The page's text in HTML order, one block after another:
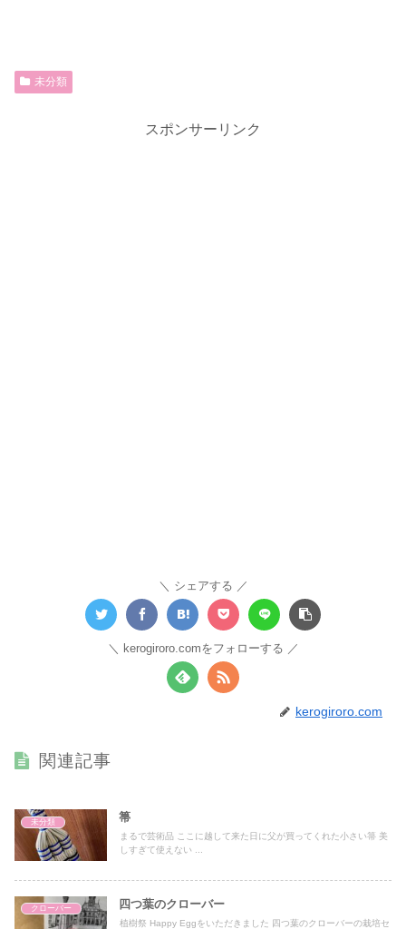
未分類
スポンサーリンク
シェアする
kerogiroro.comをフォローする
kerogiroro.com
関連記事
未分類 箒
まるで芸術品 ここに越して来た日に父が買ってくれた小さい箒 美
しすぎて使えない ...
クローバー 四つ葉のクローバー
植樹祭 Happy Eggをいただきました 四つ葉のクローバーの栽培セ